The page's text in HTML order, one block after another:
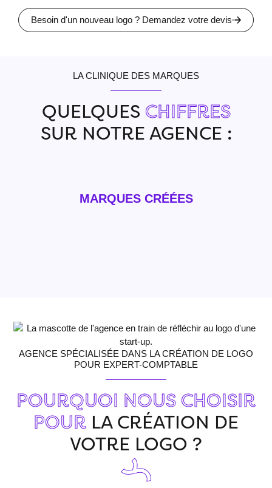
Besoin d'un nouveau logo ? Demandez votre devis
LA CLINIQUE DES MARQUES
QUELQUES CHIFFRES
SUR NOTRE AGENCE :
MARQUES CRÉÉES
AGENCE SPÉCIALISÉE DANS LA CRÉATION DE LOGO
POUR EXPERT-COMPTABLE
POURQUOI NOUS CHOISIR
POUR LA CRÉATION DE
VOTRE LOGO ?